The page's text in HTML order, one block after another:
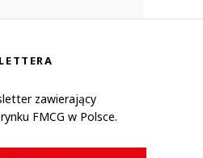
zawierający
FMCG w Polsce.